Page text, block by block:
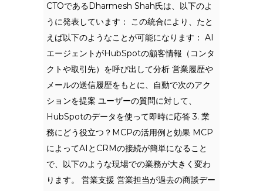
CTOであるDharmesh Shah氏は、以下のよ
うに発表しています： この統合により、たと
えば以下のようなことが可能になります： AI
エージェントがHubSpotの顧客情報（コンタ
クトや取引先）を呼び出して分析 営業履歴や
メールの送信履歴をもとに、自動で次のアク
ションを提案 ユーザーの質問に対して、
HubSpotのデータを使って即時に応答 3. 業
務にどう役立つ？MCPの活用例と効果 MCP
によってAIとCRMの接続が簡単になること
で、以下のような現場での業務が大きく変わ
ります。 営業支援 営業担当が過去の商談デー